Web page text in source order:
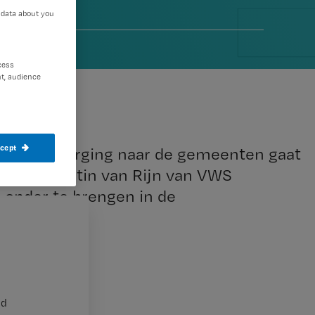
verzorging naar de gemeenten gaat
Martin van Rijn van VWS
te brengen in de
about you
audience